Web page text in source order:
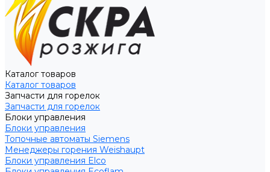
Каталог товаров
Каталог товаров
Запчасти для горелок
Запчасти для горелок
Блоки управления
Блоки управления
Топочные автоматы Siemens
Менеджеры горения Weishaupt
Блоки управления Elco